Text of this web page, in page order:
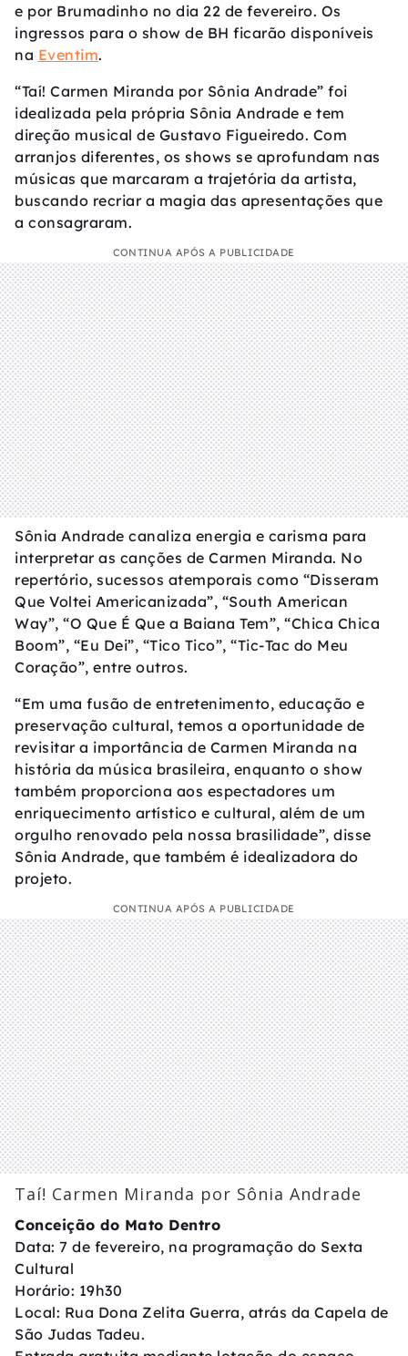
e por Brumadinho no dia 22 de fevereiro. Os
ingressos para o show de BH ficarão disponíveis
na Eventim.
“Taí! Carmen Miranda por Sônia Andrade” foi
idealizada pela própria Sônia Andrade e tem
direção musical de Gustavo Figueiredo. Com
arranjos diferentes, os shows se aprofundam nas
músicas que marcaram a trajetória da artista,
buscando recriar a magia das apresentações que
a consagraram.
CONTINUA APÓS A PUBLICIDADE
Sônia Andrade canaliza energia e carisma para
interpretar as canções de Carmen Miranda. No
repertório, sucessos atemporais como “Disseram
Que Voltei Americanizada”, “South American
Way”, “O Que É Que a Baiana Tem”, “Chica Chica
Boom”, “Eu Dei”, “Tico Tico”, “Tic-Tac do Meu
Coração”, entre outros.
“Em uma fusão de entretenimento, educação e
preservação cultural, temos a oportunidade de
revisitar a importância de Carmen Miranda na
história da música brasileira, enquanto o show
também proporciona aos espectadores um
enriquecimento artístico e cultural, além de um
orgulho renovado pela nossa brasilidade”, disse
Sônia Andrade, que também é idealizadora do
projeto.
CONTINUA APÓS A PUBLICIDADE
Taí! Carmen Miranda por Sônia Andrade
Conceição do Mato Dentro
Data: 7 de fevereiro, na programação do Sexta
Cultural
Horário: 19h30
Local: Rua Dona Zelita Guerra, atrás da Capela de
São Judas Tadeu.